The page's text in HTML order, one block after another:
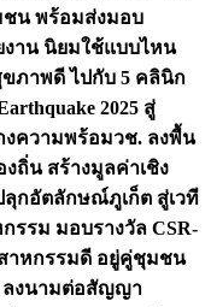
น พร้อมส่งมอบ
งาน นิยมใช้แบบไหน
ภาพดี ไปกับ 5 คลินิก
2025 สู่
งความพร้อมวช. ลงพื้น
ถิ่น สร้างมูลค่าเชิง
ลุกอัตลักษณ์ภูเก็ต สู่เวที
รรม มอบรางวัล CSR-
าหกรรมดี อยู่คู่ชุมชน
ลงนามต่อสัญญา